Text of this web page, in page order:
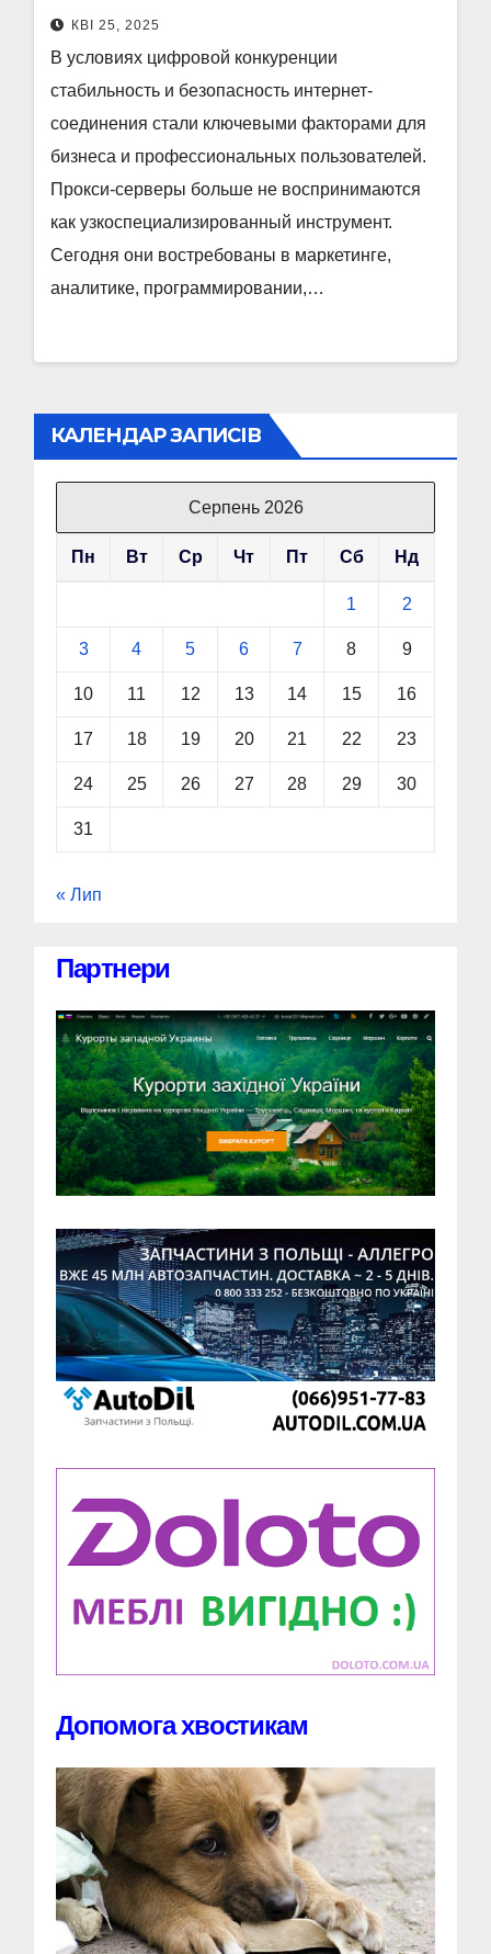
КВІ 25, 2025
В условиях цифровой конкуренции
стабильность и безопасность интернет-
соединения стали ключевыми факторами для
бизнеса и профессиональных пользователей.
Прокси-серверы больше не воспринимаются
как узкоспециализированный инструмент.
Сегодня они востребованы в маркетинге,
аналитике, программировании,…
КАЛЕНДАР ЗАПИСІВ
Серпень 2026
Пн Вт Ср Чт Пт Сб Нд
1 2
3 4 5 6 7 8 9
10 11 12 13 14 15 16
17 18 19 20 21 22 23
24 25 26 27 28 29 30
31
« Лип
Партнери
Допомога хвостикам